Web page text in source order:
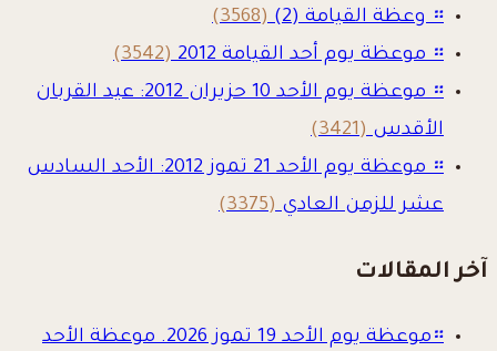
። وعظة القيامة (2)
(3568)
። موعظة يوم أحد القيامة 2012
(3542)
።
موعظة يوم الأحد 10 حزيران 2012: عيد القربان
الأقدس(3421)
።
موعظة يوم الأحد 21 تموز 2012: الأحد السادس
عشر للزمن العادي(3375)
آخر المقالات
።
موعظة يوم الأحد 19 تموز 2026. موعظة الأحد